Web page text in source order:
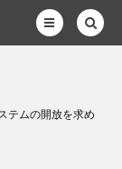
テムの開放を求め